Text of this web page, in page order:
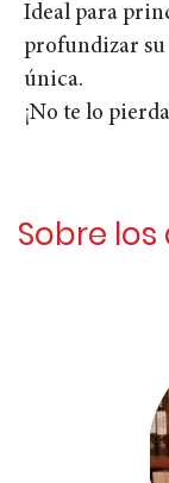
Ideal para
profundizar
única.
¡No te lo
Sobre